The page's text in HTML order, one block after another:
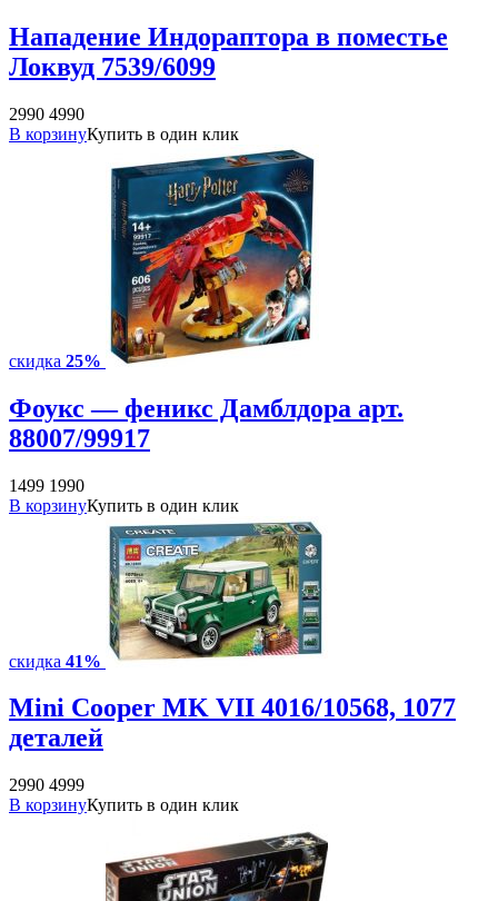
Нападение Индораптора в поместье
Локвуд 7539/6099
2990 4990
В корзинуКупить в один клик
скидка 25%
Фоукс — феникс Дамблдора арт.
88007/99917
1499 1990
В корзинуКупить в один клик
скидка 41%
Mini Cooper MK VII 4016/10568, 1077
деталей
2990 4999
В корзинуКупить в один клик